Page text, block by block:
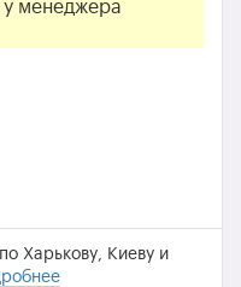
у менеджера
Харькову, Киеву и